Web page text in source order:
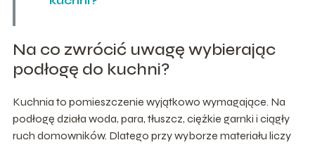
Na co zwrócić uwagę wybierając
podłogę do kuchni?
Kuchnia to pomieszczenie wyjątkowo wymagające. Na
podłogę działa woda, para, tłuszcz, ciężkie garnki i ciągły
ruch domowników. Dlatego przy wyborze materiału liczy